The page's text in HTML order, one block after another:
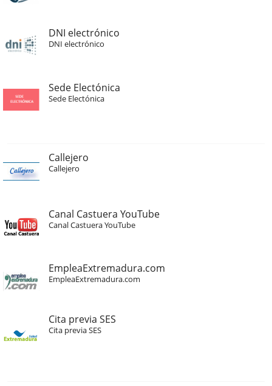
DNI electrónico
DNI electrónico
Sede Electónica
Sede Electónica
Callejero
Callejero
Canal Castuera YouTube
Canal Castuera YouTube
EmpleaExtremadura.com
EmpleaExtremadura.com
Cita previa SES
Cita previa SES